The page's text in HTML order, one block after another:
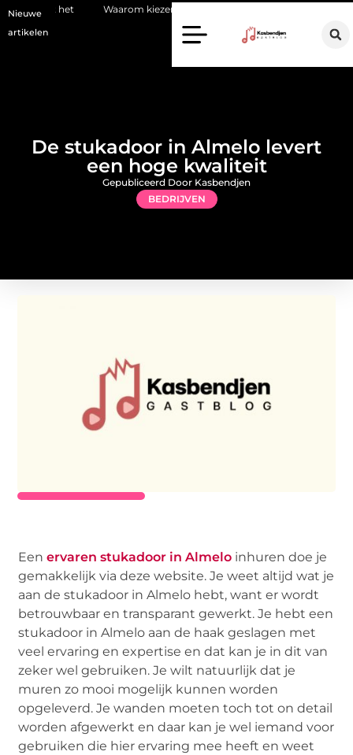
Nieuwe
artikelen
Waarom kiezen voor een stukadoor in Amersfoort?
De stukadoor in Almelo levert
een hoge kwaliteit
BEDRIJVEN
Gepubliceerd Door Kasbendjen
Eenervaren stukadoor in Almelo inhuren doe je
gemakkelijk via deze website. Je weet altijd wat je
aan de stukadoor in Almelo hebt, want er wordt
betrouwbaar en transparant gewerkt. Je hebt een
stukadoor in Almelo aan de haak geslagen met
veel ervaring en expertise en dat kan je in dit van
zeker wel gebruiken. Je wilt natuurlijk dat je
muren zo mooi mogelijk kunnen worden
opgeleverd. Je wanden moeten toch tot on detail
worden afgewerkt en daar kan je wel iemand voor
gebruiken die hier ervaring mee heeft en weet